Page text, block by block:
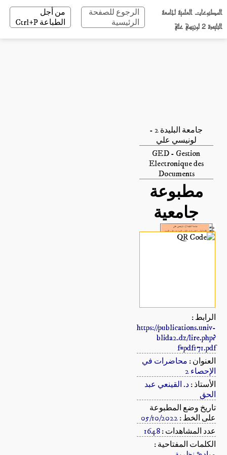
المطبوعات العلمية لجامعة
البليدة 2 لونيسي علي
الرجوع للصفحة
الرئيسية
من أجل
الطباعة Ctrl+P
جامعة البليدة 2 -
لونيسي علي
GED - Gestion
Electronique des
Documents
مطبوعة
جامعية
الرابط :
https://publications.univ-
blida2.dz/lire.php?
f=pdf171.pdf
العنوان : محاضرات في
الإحصاء 2
الأستاذ :د. القينعي عبد
الحق
تاريخ وضع المطبوعة
على الخط :05/10/2022
عدد المشاهدات :1648
الكلمات المفتاحية :